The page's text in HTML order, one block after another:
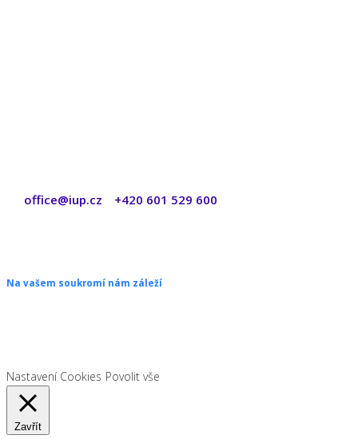
office@iup.cz +420 601 529 600
Na vašem soukromí nám záleží
Nastavení Cookies Povolit vše
Zavřít